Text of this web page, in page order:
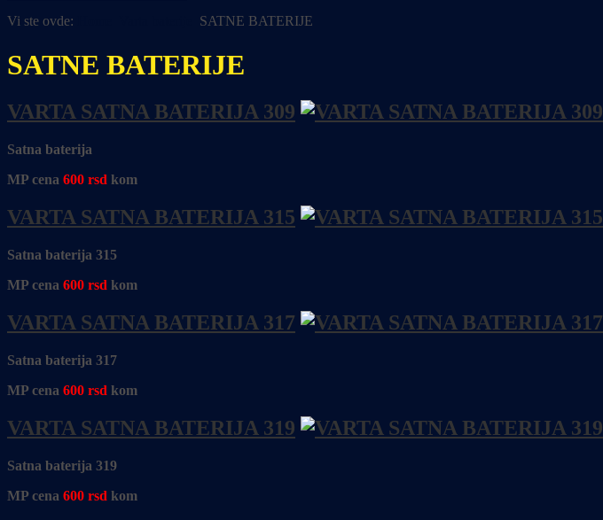
Vi ste ovde:
SATNE BATERIJE
SATNE BATERIJE
VARTA SATNA BATERIJA 309
Satna baterija
MP cena 600 rsd kom
VARTA SATNA BATERIJA 315
Satna baterija 315
MP cena 600 rsd kom
VARTA SATNA BATERIJA 317
Satna baterija 317
MP cena 600 rsd kom
VARTA SATNA BATERIJA 319
Satna baterija 319
MP cena 600 rsd kom